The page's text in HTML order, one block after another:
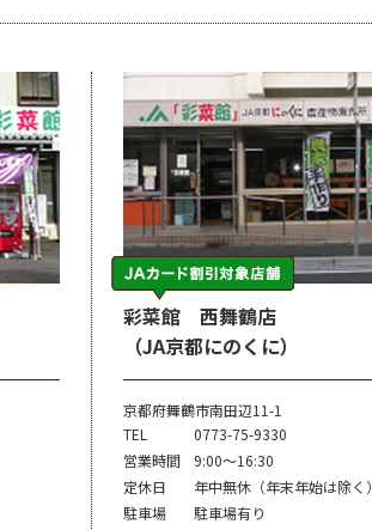
彩菜館 西舞鶴店
（JA京都にのくに）
京都府舞鶴市南田辺11-1
TEL
0773-75-9330
営業時間
9:00～16:30
定休日
年中無休（年末年始は除く）
駐車場
駐車場有り